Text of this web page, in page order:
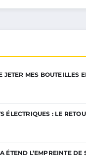
JETER MES BOUTEILLES
ÉLECTRIQUES : LE
ÉTEND L’EMPREINTE DE